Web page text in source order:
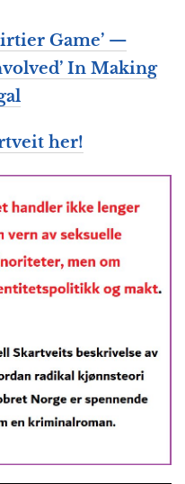
Game’ —
In Making
her!